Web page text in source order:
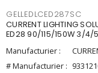
GELLEDLCED287SC
CURRENT LIGHTING
ED28 90/115/150W 3/4/
Manufacturier :
# Manufacturier :